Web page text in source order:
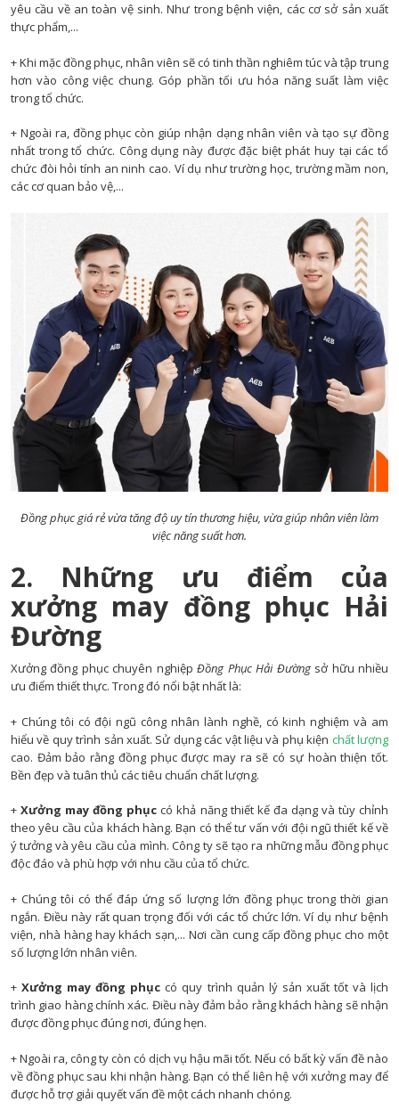
yêu cầu về an toàn vệ sinh. Như trong bệnh viện, các cơ sở sản xuất
thực phẩm,...
+ Khi mặc đồng phục, nhân viên sẽ có tinh thần nghiêm túc và tập trung
hơn vào công việc chung. Góp phần tối ưu hóa năng suất làm việc
trong tổ chức.
+ Ngoài ra, đồng phục còn giúp nhận dạng nhân viên và tạo sự đồng
nhất trong tổ chức. Công dụng này được đặc biệt phát huy tại các tổ
chức đòi hỏi tính an ninh cao. Ví dụ như trường học, trường mầm non,
các cơ quan bảo vệ,...
Đồng phục giá rẻ vừa tăng độ uy tín thương hiệu, vừa giúp nhân viên làm
việc năng suất hơn.
2. Những ưu điểm của
xưởng may đồng phục Hải
Đường
Xưởng đồng phục chuyên nghiệpĐồng Phục Hải Đườngsở hữu nhiều
ưu điểm thiết thực. Trong đó nổi bật nhất là:
+ Chúng tôi có đội ngũ công nhân lành nghề, có kinh nghiệm và am
hiểu về quy trình sản xuất. Sử dụng các vật liệu và phụ kiện chất lượng
cao. Đảm bảo rằng đồng phục được may ra sẽ có sự hoàn thiện tốt.
Bền đẹp và tuân thủ các tiêu chuẩn chất lượng.
+Xưởng may đồng phục có khả năng thiết kế đa dạng và tùy chỉnh
theo yêu cầu của khách hàng. Bạn có thể tư vấn với đội ngũ thiết kế về
ý tưởng và yêu cầu của mình. Công ty sẽ tạo ra những mẫu đồng phục
độc đáo và phù hợp với nhu cầu của tổ chức.
+ Chúng tôi có thể đáp ứng số lượng lớn đồng phục trong thời gian
ngắn. Điều này rất quan trọng đối với các tổ chức lớn. Ví dụ như bệnh
viện, nhà hàng hay khách sạn,... Nơi cần cung cấp đồng phục cho một
số lượng lớn nhân viên.
+Xưởng may đồng phục có quy trình quản lý sản xuất tốt và lịch
trình giao hàng chính xác. Điều này đảm bảo rằng khách hàng sẽ nhận
được đồng phục đúng nơi, đúng hẹn.
+ Ngoài ra, công ty còn có dịch vụ hậu mãi tốt. Nếu có bất kỳ vấn đề nào
về đồng phục sau khi nhận hàng. Bạn có thể liên hệ với xưởng may để
được hỗ trợ giải quyết vấn đề một cách nhanh chóng.